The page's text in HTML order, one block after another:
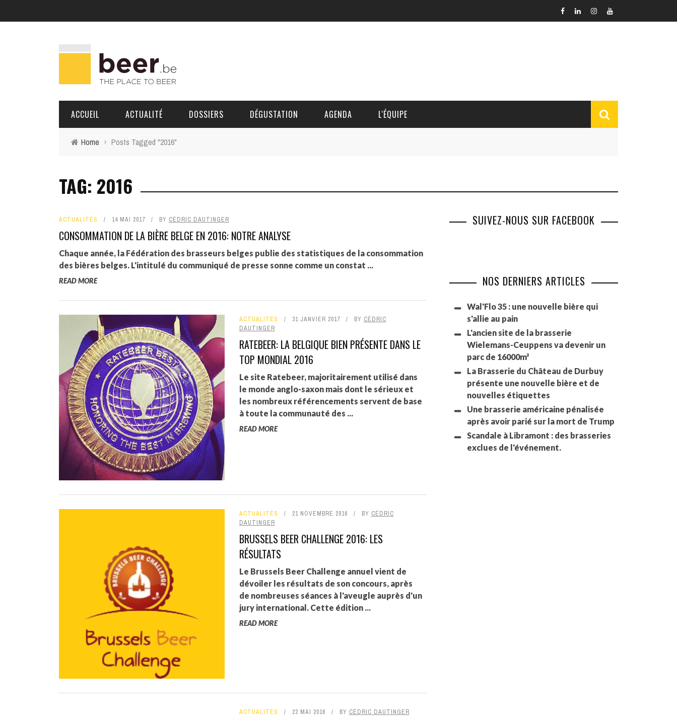
ACCUEIL ACTUALITÉ DOSSIERS DÉGUSTATION AGENDA L'ÉQUIPE
Home › Posts Tagged "2016"
TAG: 2016
ACTUALITÉS 14 MAI 2017 BY CÉDRIC DAUTINGER
CONSOMMATION DE LA BIÈRE BELGE EN 2016: NOTRE ANALYSE
Chaque année, la Fédération des brasseurs belges publie des statistiques de la consommation
des bières belges. L'intitulé du communiqué de presse sonne comme un constat ...
READ MORE
ACTUALITÉS 31 JANVIER 2017 BY CÉDRIC
DAUTINGER
RATEBEER: LA BELGIQUE BIEN PRÉSENTE DANS LE
TOP MONDIAL 2016
Le site Ratebeer, majoritairement utilisé dans
le monde anglo-saxon mais dont le sérieux et
les nombreux référencements servent de base
à toute la communauté des ...
READ MORE
ACTUALITÉS 21 NOVEMBRE 2016 BY CÉDRIC
DAUTINGER
BRUSSELS BEER CHALLENGE 2016: LES
RÉSULTATS
Le Brussels Beer Challenge annuel vient de
dévoiler les résultats de son concours, après
de nombreuses séances à l'aveugle auprès d'un
jury international. Cette édition ...
READ MORE
ACTUALITÉS 22 MAI 2016 BY CÉDRIC DAUTINGER
SUIVEZ-NOUS SUR FACEBOOK
NOS DERNIERS ARTICLES
Wal'Flo 35 : une nouvelle bière qui
s'allie au pain
L'ancien site de la brasserie
Wielemans-Ceuppens va devenir un
parc de 16000m²
La Brasserie du Château de Durbuy
présente une nouvelle bière et de
nouvelles étiquettes
Une brasserie américaine pénalisée
après avoir parié sur la mort de Trump
Scandale à Libramont : des brasseries
exclues de l'événement.